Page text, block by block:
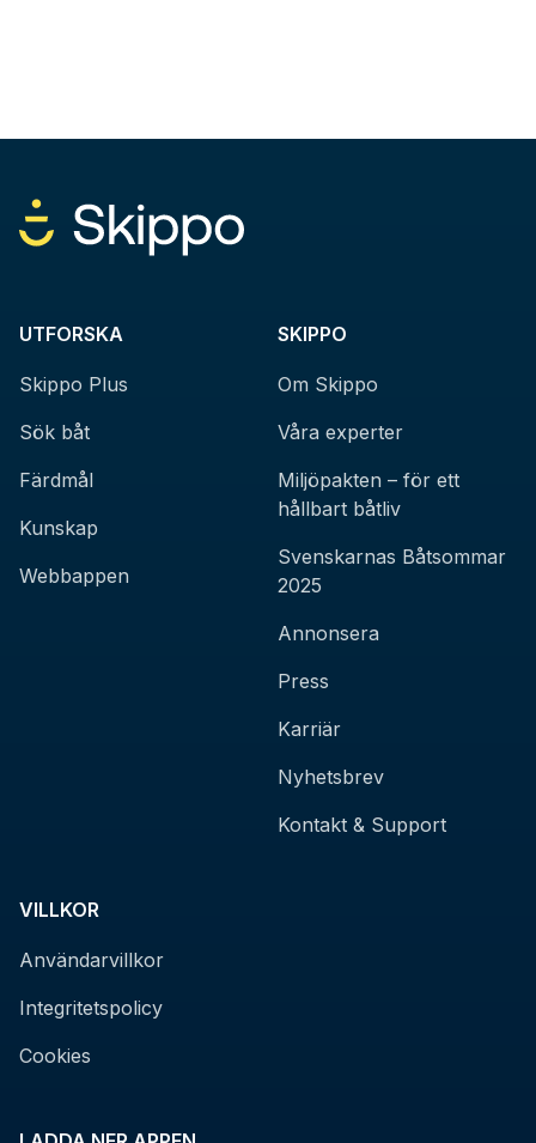
UTFORSKA
Skippo Plus
Sök båt
Färdmål
Kunskap
Webbappen
SKIPPO
Om Skippo
Våra experter
Miljöpakten – för ett
hållbart båtliv
Svenskarnas Båtsommar
2025
Annonsera
Press
Karriär
Nyhetsbrev
Kontakt & Support
VILLKOR
Användarvillkor
Integritetspolicy
Cookies